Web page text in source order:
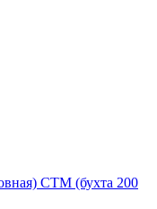
CTM (бухта 200